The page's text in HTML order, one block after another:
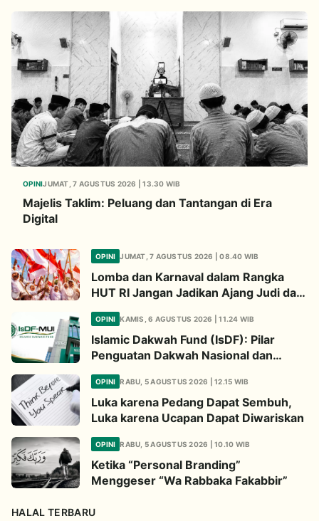
OPINIJUMAT, 7 AGUSTUS 2026 | 13.30 WIB
Majelis Taklim: Peluang dan Tantangan di Era
Digital
OPINI JUMAT, 7 AGUSTUS 2026 | 08.40 WIB
Lomba dan Karnaval dalam Rangka
HUT RI Jangan Jadikan Ajang Judi dan
Kampanye LGBT
OPINI KAMIS, 6 AGUSTUS 2026 | 11.24 WIB
Islamic Dakwah Fund (IsDF): Pilar
Penguatan Dakwah Nasional dan
Jembatan Kepedulian Umat Global
OPINI RABU, 5 AGUSTUS 2026 | 12.15 WIB
Luka karena Pedang Dapat Sembuh,
Luka karena Ucapan Dapat Diwariskan
OPINI RABU, 5 AGUSTUS 2026 | 10.10 WIB
Ketika “Personal Branding”
Menggeser “Wa Rabbaka Fakabbir”
HALAL TERBARU